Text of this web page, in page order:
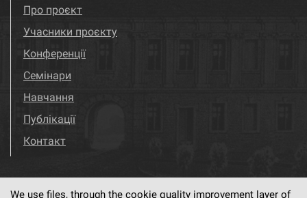
Про проєкт
Учасники проєкту
Конференції
Семінари
Навчання
Публікації
Контакт
We use files, through the cookie quality improvement layer of